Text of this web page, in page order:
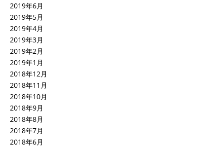
2019年6月
2019年5月
2019年4月
2019年3月
2019年2月
2019年1月
2018年12月
2018年11月
2018年10月
2018年9月
2018年8月
2018年7月
2018年6月